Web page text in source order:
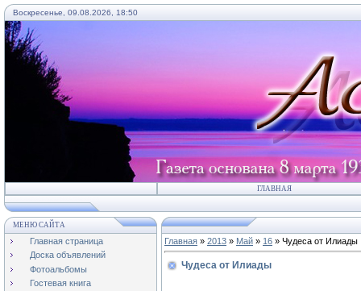
Воскресенье, 09.08.2026, 18:50
ГЛАВНАЯ
МЕНЮ САЙТА
Главная страница
Доска объявлений
Фотоальбомы
Гостевая книга
Главная » 2013 » Май » 16 » Чудеса от Илиады
Чудеса от Илиады